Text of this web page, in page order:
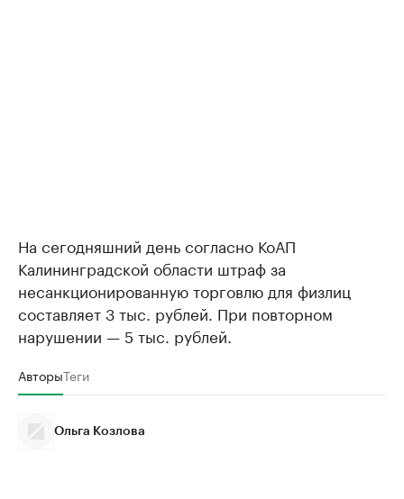
На сегодняшний день согласно КоАП
Калининградской области штраф за
несанкционированную торговлю для физлиц
составляет 3 тыс. рублей. При повторном
нарушении — 5 тыс. рублей.
АвторыТеги
Ольга Козлова